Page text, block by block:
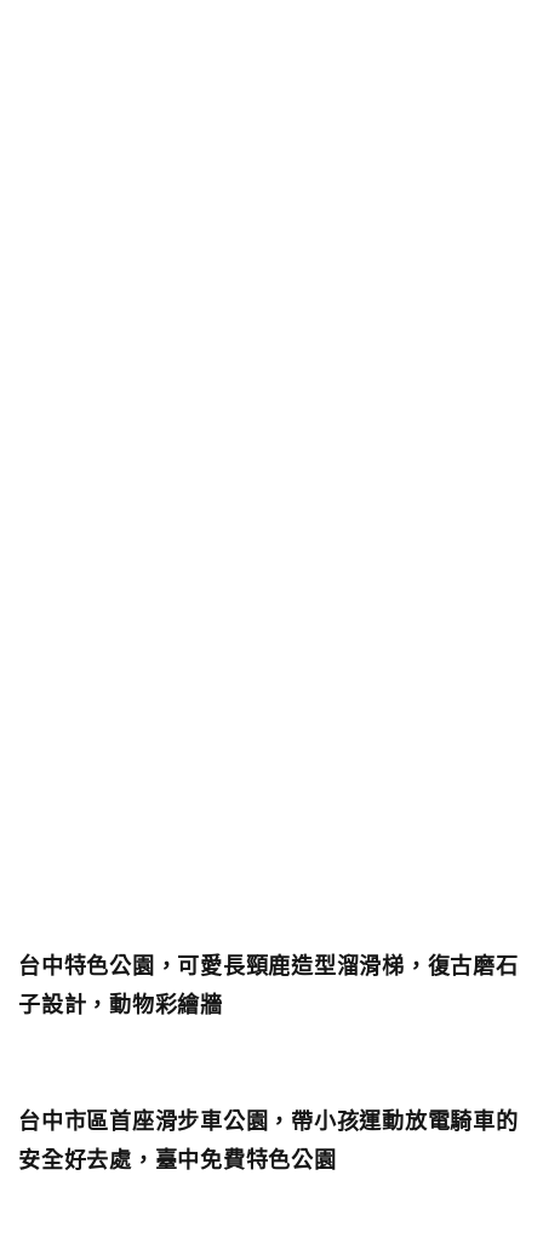
台中特色公園，可愛長頸鹿造型溜滑梯，復古磨石
子設計，動物彩繪牆
台中市區首座滑步車公園，帶小孩運動放電騎車的
安全好去處，臺中免費特色公園